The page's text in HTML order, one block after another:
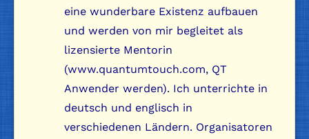
eine wunderbare Existenz aufbauen
und werden von mir begleitet als
lizensierte Mentorin
(www.quantumtouch.com, QT
Anwender werden). Ich unterrichte in
deutsch und englisch in
verschiedenen Ländern. Organisatoren